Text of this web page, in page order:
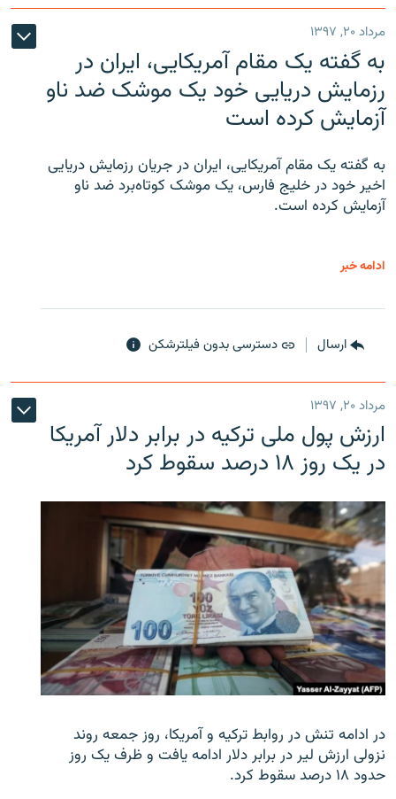
مرداد ۲۰, ۱۳۹۷
به گفته یک مقام آمریکایی، ایران در
رزمایش دریایی خود یک موشک ضد ناو
آزمایش کرده است
به گفته یک مقام آمریکایی، ایران در جریان رزمایش دریایی
اخیر خود در خلیج فارس، یک موشک کوتاه‌برد ضد ناو
آزمایش کرده است.
ادامه خبر
ارسال دسترسی بدون فیلترشکن
مرداد ۲۰, ۱۳۹۷
ارزش پول ملی ترکیه در برابر دلار آمریکا
در یک روز ۱۸ درصد سقوط کرد
در ادامه تنش در روابط ترکیه و آمریکا، روز جمعه روند
نزولی ارزش لیر در برابر دلار ادامه یافت و ظرف یک روز
حدود ۱۸ درصد سقوط کرد.